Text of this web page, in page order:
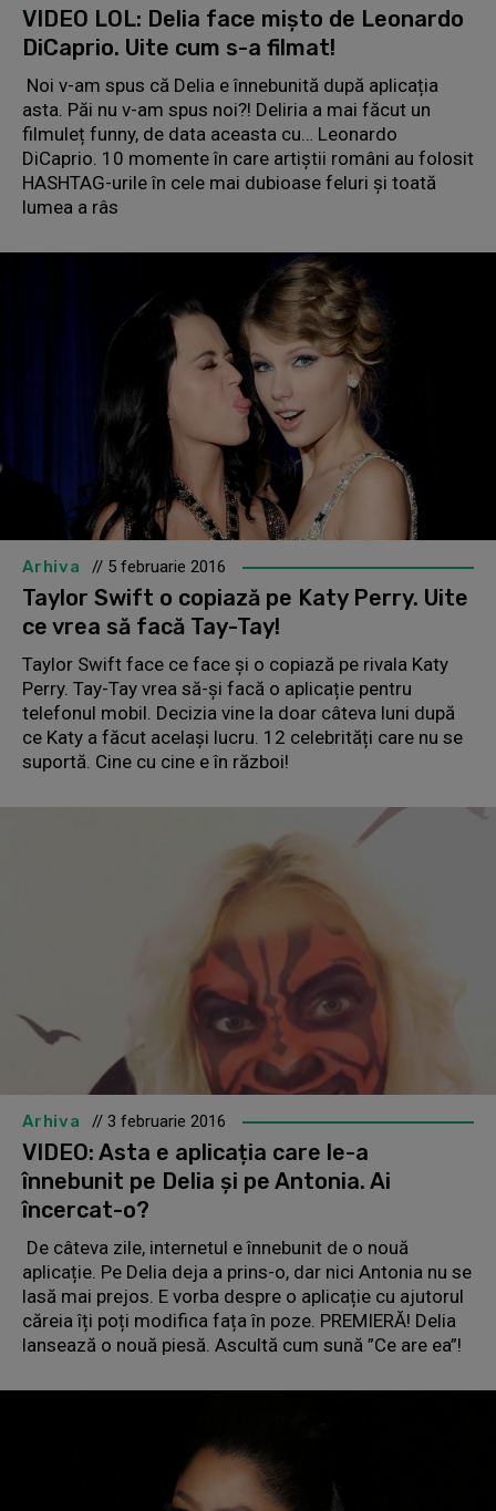
VIDEO LOL: Delia face mișto de Leonardo
DiCaprio. Uite cum s-a filmat!
Noi v-am spus că Delia e înnebunită după aplicația
asta. Păi nu v-am spus noi?! Deliria a mai făcut un
filmuleț funny, de data aceasta cu… Leonardo
DiCaprio. 10 momente în care artiștii români au folosit
HASHTAG-urile în cele mai dubioase feluri și toată
lumea a râs
Arhiva // 5 februarie 2016
Taylor Swift o copiază pe Katy Perry. Uite
ce vrea să facă Tay-Tay!
Taylor Swift face ce face și o copiază pe rivala Katy
Perry. Tay-Tay vrea să-și facă o aplicație pentru
telefonul mobil. Decizia vine la doar câteva luni după
ce Katy a făcut același lucru. 12 celebrități care nu se
suportă. Cine cu cine e în război!
Arhiva // 3 februarie 2016
VIDEO: Asta e aplicația care le-a
înnebunit pe Delia și pe Antonia. Ai
încercat-o?
De câteva zile, internetul e înnebunit de o nouă
aplicație. Pe Delia deja a prins-o, dar nici Antonia nu se
lasă mai prejos. E vorba despre o aplicație cu ajutorul
căreia îți poți modifica fața în poze. PREMIERĂ! Delia
lansează o nouă piesă. Ascultă cum sună ”Ce are ea”!